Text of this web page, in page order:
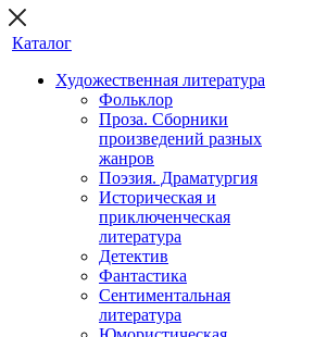
Каталог
Художественная литература
Фольклор
Проза. Сборники
произведений разных
жанров
Поэзия. Драматургия
Историческая и
приключенческая
литература
Детектив
Фантастика
Сентиментальная
литература